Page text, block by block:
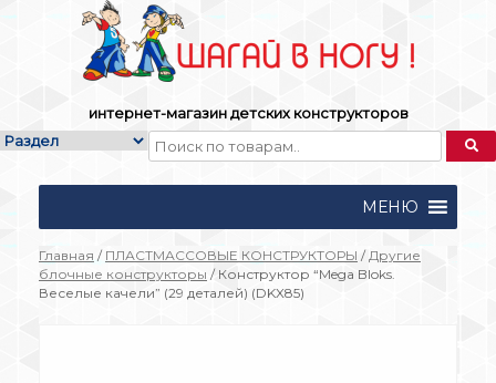
интернет-магазин детских конструкторов
МЕНЮ
Главная / ПЛАСТМАССОВЫЕ КОНСТРУКТОРЫ / Другие
блочные конструкторы / Конструктор “Mega Bloks.
Веселые качели” (29 деталей) (DKX85)